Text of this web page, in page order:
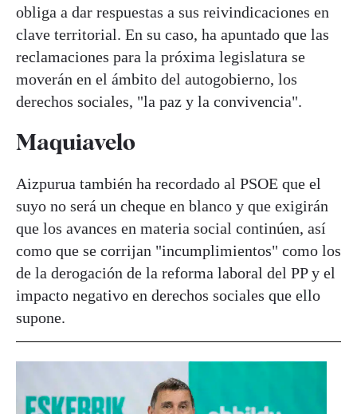
obliga a dar respuestas a sus reivindicaciones en
clave territorial. En su caso, ha apuntado que las
reclamaciones para la próxima legislatura se
moverán en el ámbito del autogobierno, los
derechos sociales, "la paz y la convivencia".
Maquiavelo
Aizpurua también ha recordado al PSOE que el
suyo no será un cheque en blanco y que exigirán
que los avances en materia social continúen, así
como que se corrijan "incumplimientos" como los
de la derogación de la reforma laboral del PP y el
impacto negativo en derechos sociales que ello
supone.